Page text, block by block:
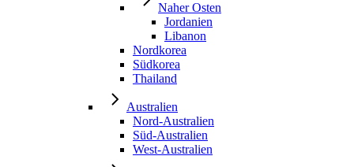
Naher Osten
Jordanien
Libanon
Nordkorea
Südkorea
Thailand
Australien
Nord-Australien
Süd-Australien
West-Australien